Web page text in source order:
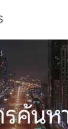
ค้นห